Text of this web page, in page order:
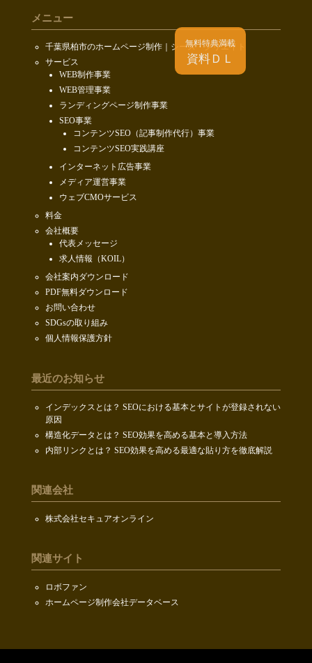
無料特典満載
資料ＤＬ
メニュー
千葉県柏市のホームページ制作｜シーズ・クリエイト
サービス
WEB制作事業
WEB管理事業
ランディングページ制作事業
SEO事業
コンテンツSEO（記事制作代行）事業
コンテンツSEO実践講座
インターネット広告事業
メディア運営事業
ウェブCMOサービス
料金
会社概要
代表メッセージ
求人情報（KOIL）
会社案内ダウンロード
PDF無料ダウンロード
お問い合わせ
SDGsの取り組み
個人情報保護方針
最近のお知らせ
インデックスとは？ SEOにおける基本とサイトが登録されない
原因
構造化データとは？ SEO効果を高める基本と導入方法
内部リンクとは？ SEO効果を高める最適な貼り方を徹底解説
関連会社
株式会社セキュアオンライン
関連サイト
ロボファン
ホームページ制作会社データベース